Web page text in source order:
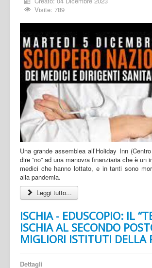
Visite: 789
Una grande assemblea all’Holiday Inn
dire “no” ad una manovra finanziaria che è un
medici che hanno lottato, e in tanti sono
alla pandemia.
Leggi tutto...
ISCHIA - EDUSCOPIO: IL
ISCHIA AL SECONDO
MIGLIORI ISTITUTI DELLA
Dettagli